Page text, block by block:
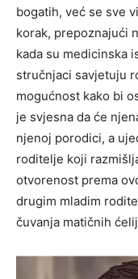
bogatih, već se sve
korak, prepoznajući
kada su medicinska
stručnjaci savjetuju
mogućnost kako bi
je svjesna da će
njenoj porodici, a
roditelje koji
otvorenost prema
drugim mladim
čuvanja matičnih